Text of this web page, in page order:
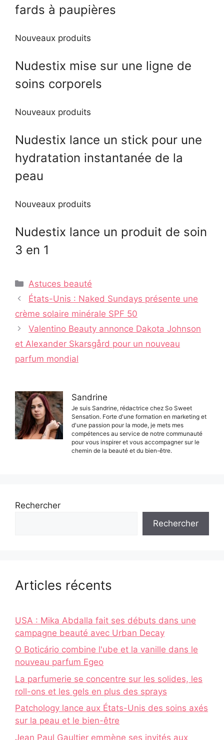
fards à paupières
Nouveaux produits
Nudestix mise sur une ligne de
soins corporels
Nouveaux produits
Nudestix lance un stick pour une
hydratation instantanée de la
peau
Nouveaux produits
Nudestix lance un produit de soin
3 en 1
Catégories
Astuces beauté
Navigation
des
États-Unis : Naked Sundays présente une
crème solaire minérale SPF 50
Valentino Beauty annonce Dakota Johnson
et Alexander Skarsgård pour un nouveau
parfum mondial
Sandrine
Je suis Sandrine, rédactrice chez So Sweet
Sensation. Forte d'une formation en marketing et
d'une passion pour la mode, je mets mes
compétences au service de notre communauté
pour vous inspirer et vous accompagner sur le
chemin de la beauté et du bien-être.
Rechercher
Rechercher
Articles récents
USA : Mika Abdalla fait ses débuts dans une
campagne beauté avec Urban Decay
O Boticário combine l'ube et la vanille dans le
nouveau parfum Egeo
La parfumerie se concentre sur les solides, les
roll-ons et les gels en plus des sprays
Patchology lance aux États-Unis des soins axés
sur la peau et le bien-être
Jean Paul Gaultier emmène ses invités aux